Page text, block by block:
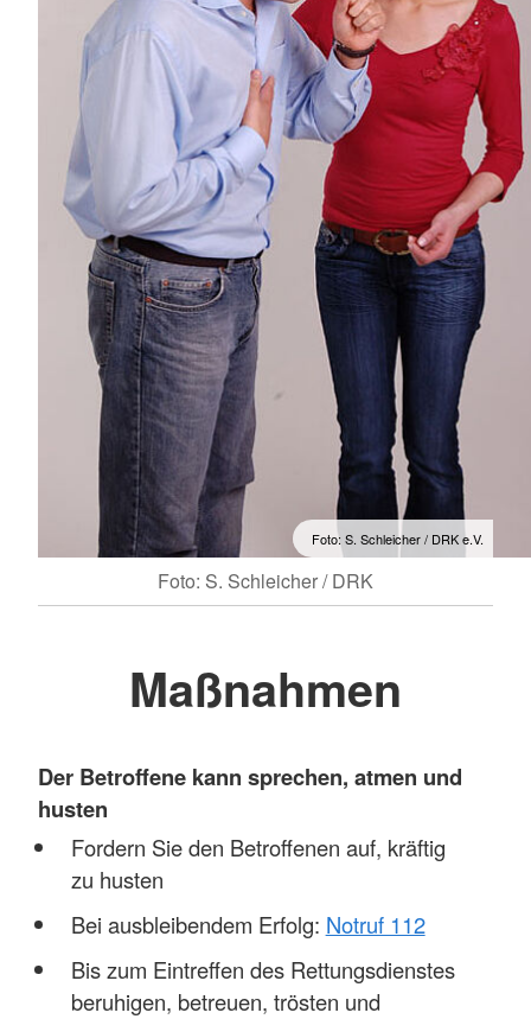
Foto: S. Schleicher / DRK e.V.
Foto: S. Schleicher / DRK
Maßnahmen
Der Betroffene kann sprechen, atmen und
husten
Fordern Sie den Betroffenen auf, kräftig
zu husten
Bei ausbleibendem Erfolg: Notruf 112
Bis zum Eintreffen des Rettungsdienstes
beruhigen, betreuen, trösten und